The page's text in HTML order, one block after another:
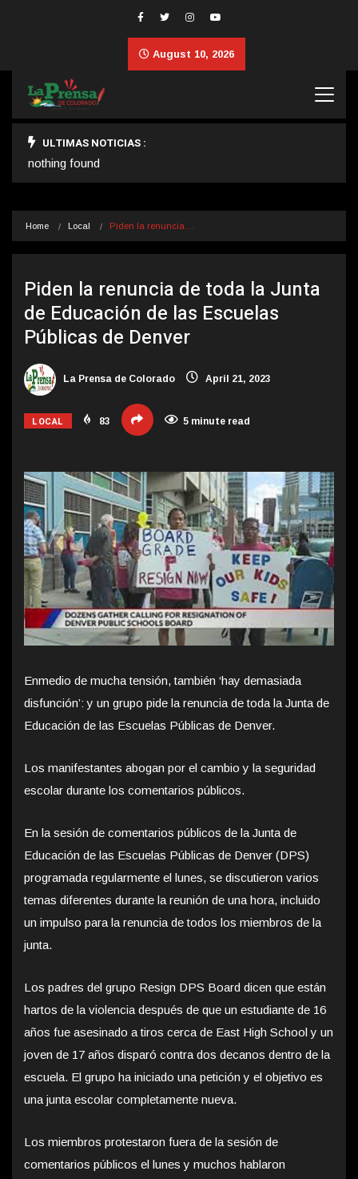
August 10, 2026
ULTIMAS NOTICIAS :
nothing found
Home Local Piden la renuncia…
Piden la renuncia de toda la Junta
de Educación de las Escuelas
Públicas de Denver
La Prensa de Colorado April 21, 2023
LOCAL 83 5 minute read
Enmedio de mucha tensión, también ‘hay demasiada
disfunción’: y un grupo pide la renuncia de toda la Junta de
Educación de las Escuelas Públicas de Denver.
Los manifestantes abogan por el cambio y la seguridad
escolar durante los comentarios públicos.
En la sesión de comentarios públicos de la Junta de
Educación de las Escuelas Públicas de Denver (DPS)
programada regularmente el lunes, se discutieron varios
temas diferentes durante la reunión de una hora, incluido
un impulso para la renuncia de todos los miembros de la
junta.
Los padres del grupo Resign DPS Board dicen que están
hartos de la violencia después de que un estudiante de 16
años fue asesinado a tiros cerca de East High School y un
joven de 17 años disparó contra dos decanos dentro de la
escuela. El grupo ha iniciado una petición y el objetivo es
una junta escolar completamente nueva.
Los miembros protestaron fuera de la sesión de
comentarios públicos el lunes y muchos hablaron